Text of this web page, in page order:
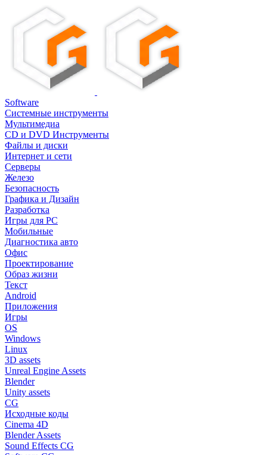
Software
Системные инструменты
Мультимедиа
CD и DVD Инструменты
Файлы и диски
Интернет и сети
Серверы
Железо
Безопасность
Графика и Дизайн
Разработка
Игры для PC
Мобильные
Диагностика авто
Офис
Проектирование
Образ жизни
Текст
Android
Приложения
Игры
OS
Windows
Linux
3D assets
Unreal Engine Assets
Blender
Unity assets
CG
Исходные коды
Cinema 4D
Blender Assets
Sound Effects CG